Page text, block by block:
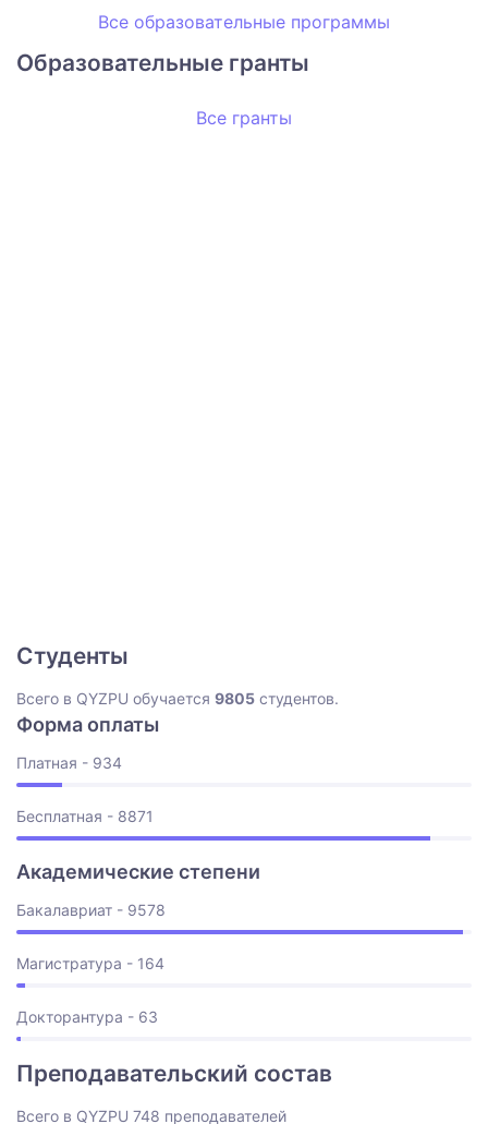
Все образовательные программы
Образовательные гранты
Все гранты
Студенты
Всего в QYZPU обучается 9805 студентов.
Форма оплаты
Платная - 934
Бесплатная - 8871
Академические степени
Бакалавриат - 9578
Магистратура - 164
Докторантура - 63
Преподавательский состав
Всего в QYZPU 748 преподавателей